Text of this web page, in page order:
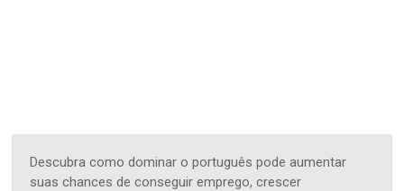
Descubra como dominar o português pode aumentar
suas chances de conseguir emprego, crescer